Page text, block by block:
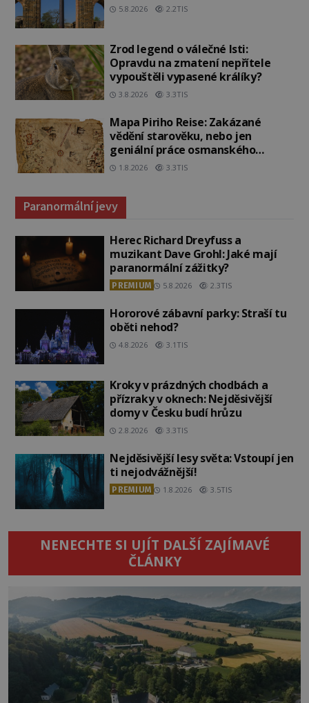
5.8.2026 2.2TIS
Zrod legend o válečné lsti:
Opravdu na zmatení nepřítele
vypouštěli vypasené králíky?
3.8.2026 3.3TIS
Mapa Piriho Reise: Zakázané
vědění starověku, nebo jen
geniální práce osmanského
admirála?
1.8.2026 3.3TIS
Paranormální jevy
Herec Richard Dreyfuss a
muzikant Dave Grohl: Jaké mají
paranormální zážitky?
PREMIUM 5.8.2026 2.3TIS
Hororové zábavní parky: Straší tu
oběti nehod?
4.8.2026 3.1TIS
Kroky v prázdných chodbách a
přízraky v oknech: Nejděsivější
domy v Česku budí hrůzu
2.8.2026 3.3TIS
Nejděsivější lesy světa: Vstoupí jen
ti nejodvážnější!
PREMIUM 1.8.2026 3.5TIS
NENECHTE SI UJÍT DALŠÍ ZAJÍMAVÉ
ČLÁNKY